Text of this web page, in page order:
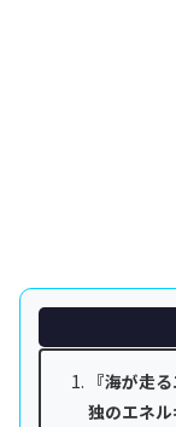
『海が走
独のエネ